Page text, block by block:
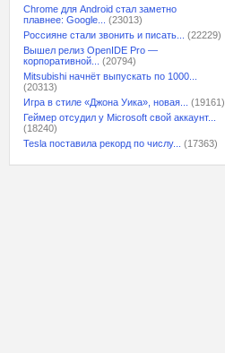
Chrome для Android стал заметно
плавнее: Google...
(23013)
Россияне стали звонить и писать...
(22229)
Вышел релиз OpenIDE Pro —
корпоративной...
(20794)
Mitsubishi начнёт выпускать по 1000...
(20313)
Игра в стиле «Джона Уика», новая...
(19161)
Геймер отсудил у Microsoft свой аккаунт...
(18240)
Tesla поставила рекорд по числу...
(17363)